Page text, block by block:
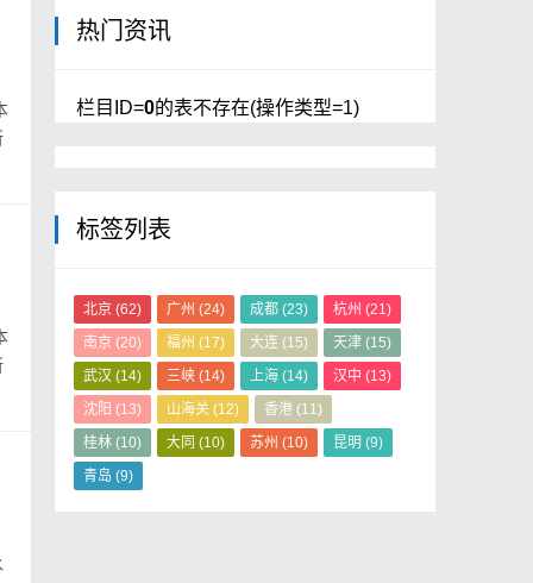
热门资讯
栏目ID=0的表不存在(操作类型=1)
标签列表
北京 (62) 广州 (24) 成都 (23) 杭州 (21)
南京 (20) 福州 (17) 大连 (15) 天津 (15)
武汉 (14) 三峡 (14) 上海 (14) 汉中 (13)
沈阳 (13) 山海关 (12) 香港 (11)
桂林 (10) 大同 (10) 苏州 (10) 昆明 (9)
青岛 (9)